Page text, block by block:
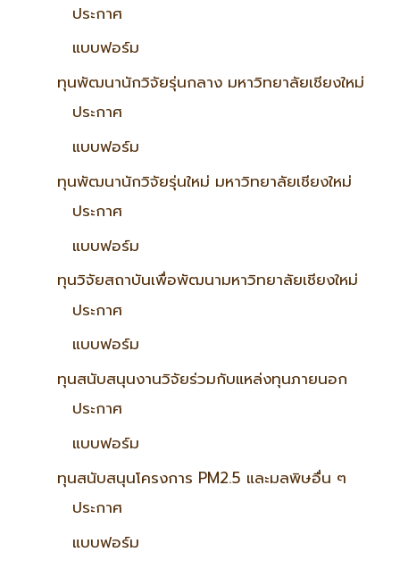
ประกาศ
แบบฟอร์ม
ทุนพัฒนานักวิจัยรุ่นกลาง มหาวิทยาลัยเชียงใหม่
ประกาศ
แบบฟอร์ม
ทุนพัฒนานักวิจัยรุ่นใหม่ มหาวิทยาลัยเชียงใหม่
ประกาศ
แบบฟอร์ม
ทุนวิจัยสถาบันเพื่อพัฒนามหาวิทยาลัยเชียงใหม่
ประกาศ
แบบฟอร์ม
ทุนสนับสนุนงานวิจัยร่วมกับแหล่งทุนภายนอก
ประกาศ
แบบฟอร์ม
ทุนสนับสนุนโครงการ PM2.5 และมลพิษอื่น ๆ
ประกาศ
แบบฟอร์ม